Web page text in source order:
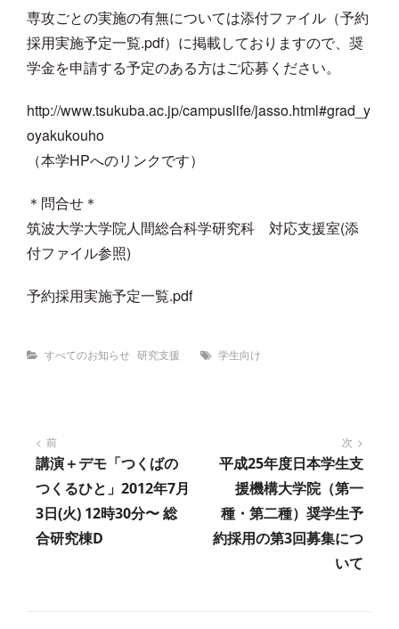
専攻ごとの実施の有無については添付ファイル（予約
採用実施予定一覧.pdf）に掲載しておりますので、奨
学金を申請する予定のある方はご応募ください。
http://www.tsukuba.ac.jp/campuslife/jasso.html#grad_y
oyakukouho
（本学HPへのリンクです）
＊問合せ＊
筑波大学大学院人間総合科学研究科 対応支援室(添
付ファイル参照)
予約採用実施予定一覧.pdf
Categories
すべてのお知らせ 研究支援 Tags
学生向け
投
稿
ナ
ビ
前
講演＋デモ「つくばの
つくるひと」2012年7月
3日(火) 12時30分〜 総
合研究棟D
次
平成25年度日本学生支
援機構大学院（第一
種・第二種）奨学生予
約採用の第3回募集につ
いて